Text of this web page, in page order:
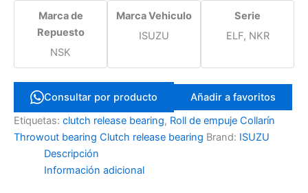
Marca de
Repuesto
NSK
Marca Vehiculo
ISUZU
Serie
ELF, NKR
Consultar por producto
Añadir a favoritos
Etiquetas: clutch release bearing, Roll de empuje Collarín
Throwout bearing Clutch release bearing Brand: ISUZU
Descripción
Información adicional